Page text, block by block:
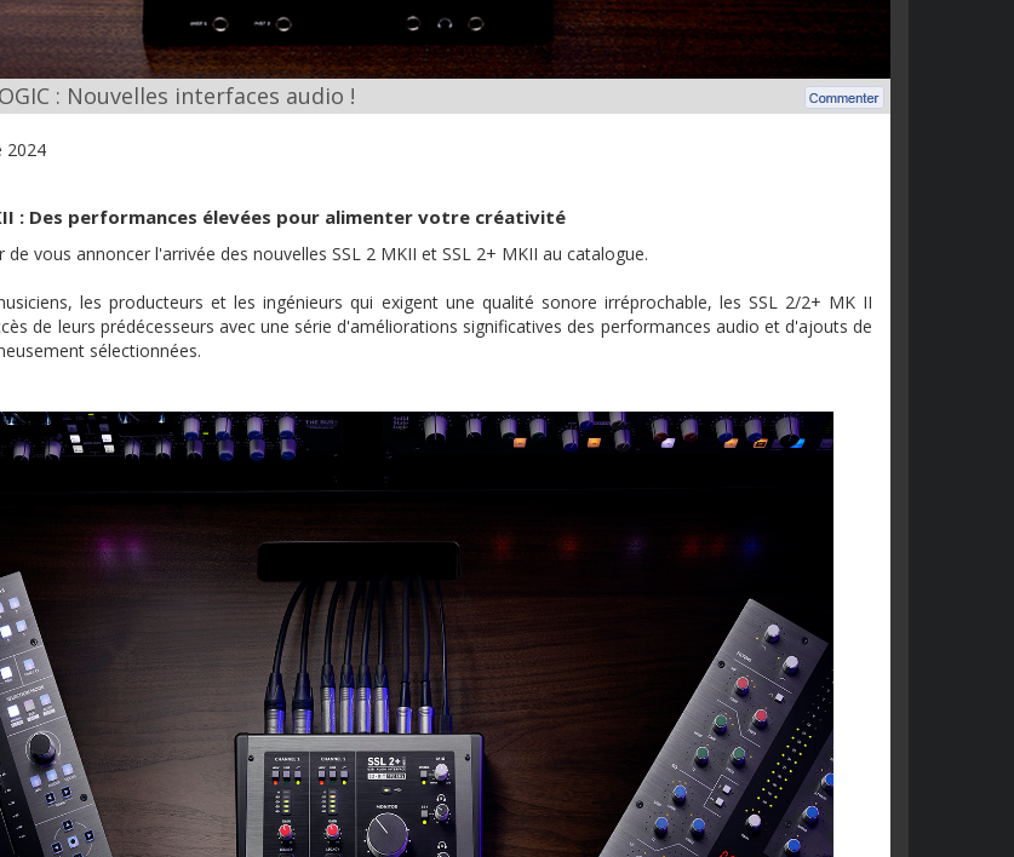
: Nouvelles interfaces audio !
2024
: Des performances élevées pour alimenter votre créativité
de vous annoncer l'arrivée des nouvelles SSL 2 MKII et SSL 2+ MKII au catalogue.
les producteurs et les ingénieurs qui exigent une qualité sonore irréprochable, les SSL 2/2+ MK II
de leurs prédécesseurs avec une série d'améliorations significatives des performances audio et d'ajouts de
sélectionnées.